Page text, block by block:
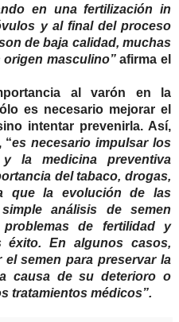
en una fertilización in
y al final del proceso
de baja calidad, muchas
origen masculino”afirma el
al varón en la
es necesario mejorar el
intentar prevenirla. Así,
“es necesario impulsar los
la medicina preventiva
del tabaco, drogas,
que la evolución de las
análisis de semen
de fertilidad y
En algunos casos,
semen para preservar la
causa de su deterioro o
tratamientos médicos”.